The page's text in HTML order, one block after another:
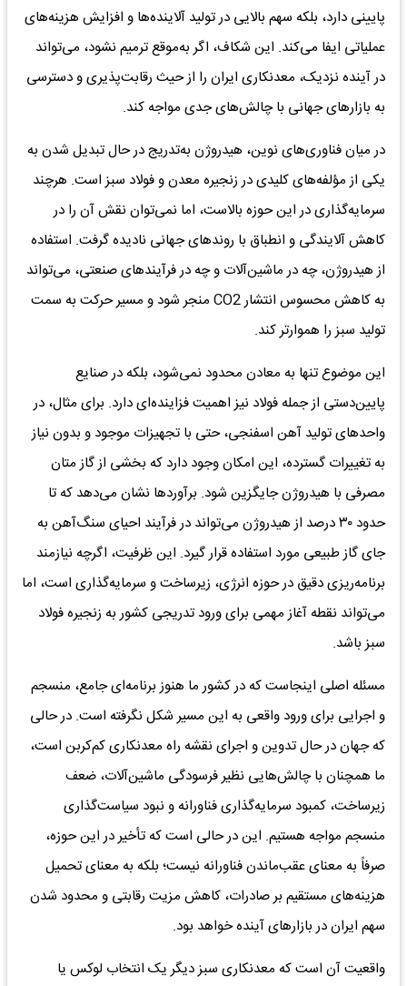
پایینی دارد، بلکه سهم بالایی در تولید آلاینده‌ها و افزایش هزینه‌های
عملیاتی ایفا می‌کند. این شکاف، اگر به‌موقع ترمیم نشود، می‌تواند
در آینده نزدیک، معدنکاری ایران را از حیث رقابت‌پذیری و دسترسی
به بازارهای جهانی با چالش‌های جدی مواجه کند.
در میان فناوری‌های نوین، هیدروژن به‌تدریج در حال تبدیل شدن به
یکی از مؤلفه‌های کلیدی در زنجیره معدن و فولاد سبز است. هرچند
سرمایه‌گذاری در این حوزه بالاست، اما نمی‌توان نقش آن را در
کاهش آلایندگی و انطباق با روندهای جهانی نادیده گرفت. استفاده
از هیدروژن، چه در ماشین‌آلات و چه در فرآیندهای صنعتی، می‌تواند
به کاهش محسوس انتشار CO2 منجر شود و مسیر حرکت به سمت
تولید سبز را هموارتر کند.
این موضوع تنها به معادن محدود نمی‌شود، بلکه در صنایع
پایین‌دستی از جمله فولاد نیز اهمیت فزاینده‌ای دارد. برای مثال، در
واحدهای تولید آهن اسفنجی، حتی با تجهیزات موجود و بدون نیاز
به تغییرات گسترده، این امکان وجود دارد که بخشی از گاز متان
مصرفی با هیدروژن جایگزین شود. برآوردها نشان می‌دهد که تا
حدود ۳۰ درصد از هیدروژن می‌تواند در فرآیند احیای سنگ‌آهن به
جای گاز طبیعی مورد استفاده قرار گیرد. این ظرفیت، اگرچه نیازمند
برنامه‌ریزی دقیق در حوزه انرژی، زیرساخت و سرمایه‌گذاری است، اما
می‌تواند نقطه آغاز مهمی برای ورود تدریجی کشور به زنجیره فولاد
سبز باشد.
مسئله اصلی اینجاست که در کشور ما هنوز برنامه‌ای جامع، منسجم
و اجرایی برای ورود واقعی به این مسیر شکل نگرفته است. در حالی
که جهان در حال تدوین و اجرای نقشه راه معدنکاری کم‌کربن است،
ما همچنان با چالش‌هایی نظیر فرسودگی ماشین‌آلات، ضعف
زیرساخت، کمبود سرمایه‌گذاری فناورانه و نبود سیاست‌گذاری
منسجم مواجه هستیم. این در حالی است که تأخیر در این حوزه،
صرفاً به معنای عقب‌ماندن فناورانه نیست؛ بلکه به معنای تحمیل
هزینه‌های مستقیم بر صادرات، کاهش مزیت رقابتی و محدود شدن
سهم ایران در بازارهای آینده خواهد بود.
واقعیت آن است که معدنکاری سبز دیگر یک انتخاب لوکس یا